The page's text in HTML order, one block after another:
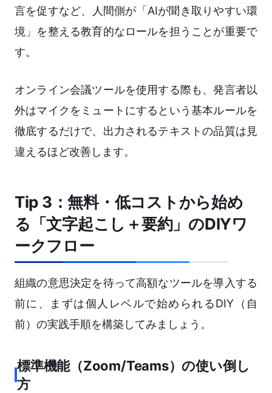
言を促すなど、人間側が「AIが聞き取りやすい環
境」を整える教育的なロールを担うことが重要で
す。
オンライン会議ツールを使用する際も、発言者以
外はマイクをミュートにするという基本ルールを
徹底するだけで、出力されるテキストの品質は見
違えるほど改善します。
Tip 3：無料・低コストから始め
る「文字起こし＋要約」のDIYワ
ークフロー
組織の意思決定を待って高額なツールを導入する
前に、まずは個人レベルで始められるDIY（自
前）の実践手順を構築してみましょう。
標準機能（Zoom/Teams）の使い倒し
方